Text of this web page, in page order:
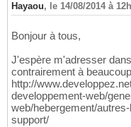
Hayaou, le 14/08/2014 à
Bonjour à tous,
J'espère m'adresser
contrairement à
http://
developpement-web/
web/hebergement/
support/